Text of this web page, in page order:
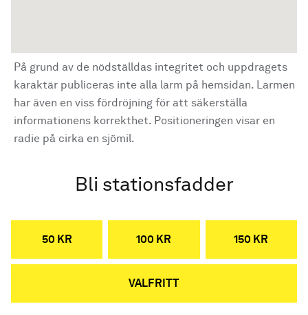
På grund av de nödställdas integritet och uppdragets
karaktär publiceras inte alla larm på hemsidan. Larmen
har även en viss fördröjning för att säkerställa
informationens korrekthet. Positioneringen visar en
radie på cirka en sjömil.
Bli stationsfadder
50 KR 100 KR 150 KR
VALFRITT